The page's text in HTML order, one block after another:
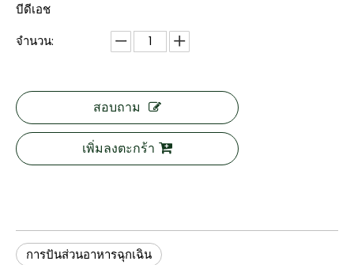
บีดีเอช
จำนวน:
สอบถาม
เพิ่มลงตะกร้า
การปันส่วนอาหารฉุกเฉิน